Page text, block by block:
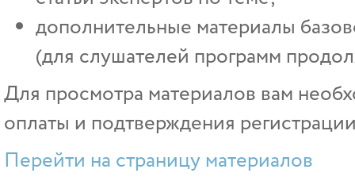
дополнительные материалы
(для слушателей программ
Для просмотра материалов вам
оплаты и подтверждения
Перейти на страницу материалов